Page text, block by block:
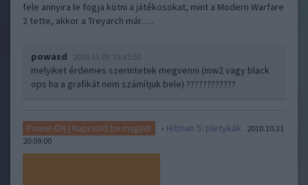
fele annyira le fogja kötni a játékosokat, mint a Modern Warfare
2 tette, akkor a Treyarch már…..
powasd 2010.11.09 19:42:50
melyiket érdemes szerintetek megvenni (mw2 vagy black
ops ha a grafikát nem számítjuk bele) ????????????
Power-ON | Kapcsold be magad! • Hitman 5: pletykák
2010.10.31
20:09:00